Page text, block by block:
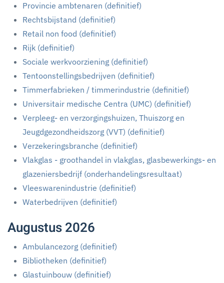
Provincie ambtenaren (definitief)
Rechtsbijstand (definitief)
Retail non food (definitief)
Rijk (definitief)
Sociale werkvoorziening (definitief)
Tentoonstellingsbedrijven (definitief)
Timmerfabrieken / timmerindustrie (definitief)
Universitair medische Centra (UMC) (definitief)
Verpleeg- en verzorgingshuizen, Thuiszorg en
Jeugdgezondheidszorg (VVT) (definitief)
Verzekeringsbranche (definitief)
Vlakglas - groothandel in vlakglas, glasbewerkings- en
glazeniersbedrijf (onderhandelingsresultaat)
Vleeswarenindustrie (definitief)
Waterbedrijven (definitief)
Augustus 2026
Ambulancezorg (definitief)
Bibliotheken (definitief)
Glastuinbouw (definitief)